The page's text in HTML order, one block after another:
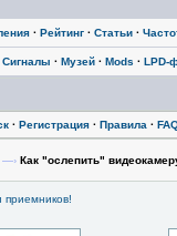
· Рейтинг · Статьи ·
Сигналы · Музей · Mods · LPD-
· Регистрация · Правила ·
—› Как "ослепить"
приемников!